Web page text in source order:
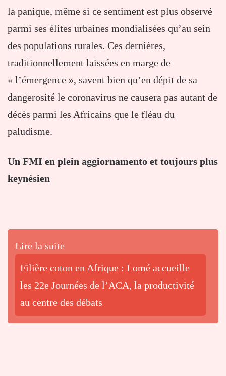
la panique, même si ce sentiment est plus observé
parmi ses élites urbaines mondialisées qu’au sein
des populations rurales. Ces dernières,
traditionnellement laissées en marge de
« l’émergence », savent bien qu’en dépit de sa
dangerosité le coronavirus ne causera pas autant de
décès parmi les Africains que le fléau du
paludisme.
Un FMI en plein aggiornamento et toujours plus
keynésien
Lire la suite
Filière coton en Afrique : Lomé accueille
les 22e Journées de l’ACA, la productivité
au centre des débats